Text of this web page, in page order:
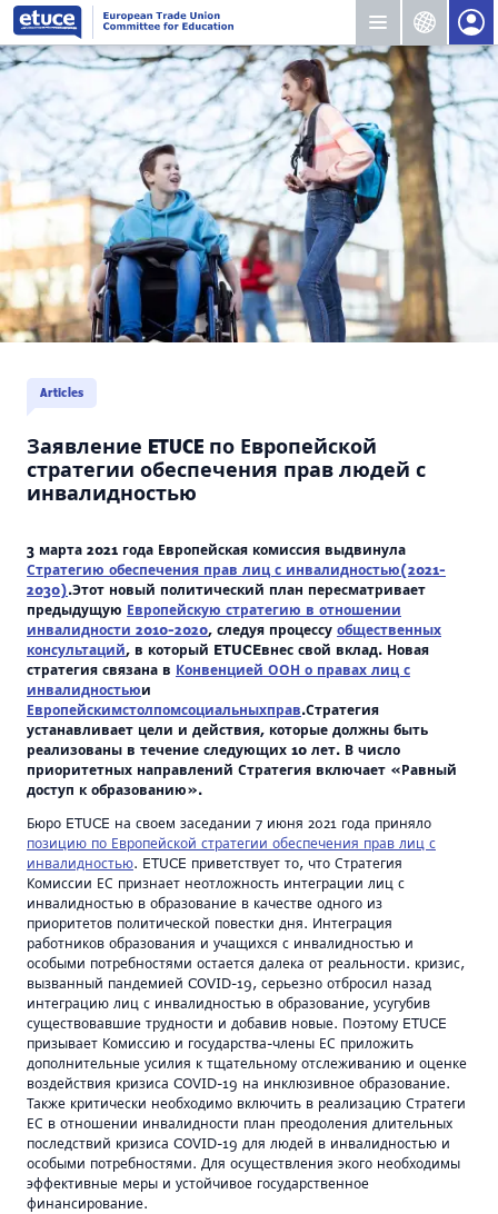
Articles
Заявление ETUCE по Европейской
стратегии обеспечения прав людей с
инвалидностью
3 марта 2021 года Европейская комиссия выдвинула
Стратегию обеспечения прав лиц с инвалидностью(2021-
2030).Этот новый политический план пересматривает
предыдущую Европейскую стратегию в отношении
инвалидности 2010-2020, следуя процессу общественных
консультаций, в который ETUCEвнес свой вклад. Новая
стратегия связана в Конвенцией ООН о правах лиц с
инвалидностьюи
Европейскимстолпомсоциальныхправ.Стратегия
устанавливает цели и действия, которые должны быть
реализованы в течение следующих 10 лет. В число
приоритетных направлений Стратегия включает «Равный
доступ к образованию».
Бюро ETUCE на своем заседании 7 июня 2021 года приняло
позицию по Европейской стратегии обеспечения прав лиц с
инвалидностью. ETUCE приветствует то, что Стратегия
Комиссии ЕС признает неотложность интеграции лиц с
инвалидностью в образование в качестве одного из
приоритетов политической повестки дня. Интеграция
работников образования и учащихся с инвалидностью и
особыми потребностями остается далека от реальности. кризис,
вызванный пандемией COVID-19, серьезно отбросил назад
интеграцию лиц с инвалидностью в образование, усугубив
существовавшие трудности и добавив новые. Поэтому ETUCE
призывает Комиссию и государства-члены ЕС приложить
дополнительные усилия к тщательному отслеживанию и оценке
воздействия кризиса COVID-19 на инклюзивное образование.
Также критически необходимо включить в реализацию Стратеги
ЕС в отношении инвалидности план преодоления длительных
последствий кризиса COVID-19 для людей в инвалидностью и
особыми потребностями. Для осуществления экого необходимы
эффективные меры и устойчивое государственное
финансирование.